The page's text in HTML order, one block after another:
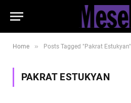
Home » Posts Tagged "Pakrat Estukyan"
PAKRAT ESTUKYAN